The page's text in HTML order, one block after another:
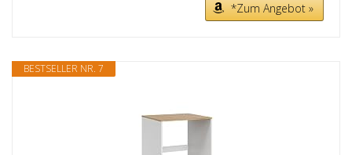
*Zum Angebot »
BESTSELLER NR. 7